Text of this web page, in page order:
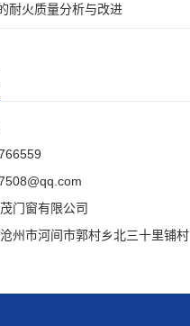
耐火质量分析与改进
门窗有限公司
州市河间市郭村乡北三十里铺村